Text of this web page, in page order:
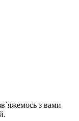
з вами